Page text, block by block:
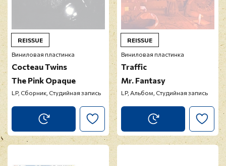
REISSUE
Виниловая пластинка
Cocteau Twins
The Pink Opaque
LP, Сборник, Студийная запись
REISSUE
Виниловая пластинка
Traffic
Mr. Fantasy
LP, Альбом, Студийная запись